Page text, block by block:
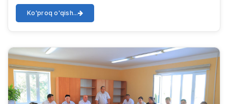
Ko'proq o'qish...